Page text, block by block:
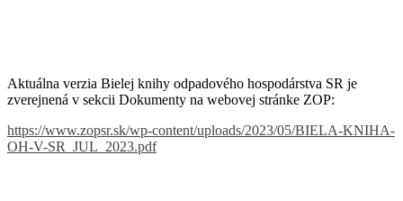
Aktuálna verzia Bielej knihy odpadového hospodárstva SR je
zverejnená v sekcii Dokumenty na webovej stránke ZOP:
https://www.zopsr.sk/wp-content/uploads/2023/05/BIELA-KNIHA-
OH-V-SR_JUL_2023.pdf